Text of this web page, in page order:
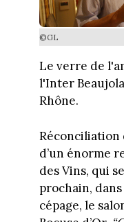
©GL
Le verre de
l'Inter
Rhône.
Réconciliation
d’un énorme
des Vins, qui
prochain,
cépage, le